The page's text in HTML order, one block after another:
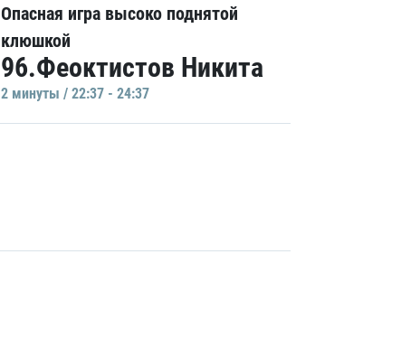
Опасная игра высоко поднятой
клюшкой
96.Феоктистов Никита
2 минуты / 22:37 - 24:37